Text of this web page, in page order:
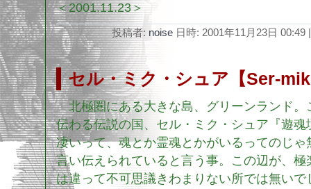
＜2001.11.23＞
投稿者: noise 日時: 2001年11月23日 00:49 |
セル・ミク・シュア【Ser-
北極圏にある大きな島、グリーンランド。
伝わる伝説の国、セル・ミク・シュア『遊
凄いって、魂とか霊魂とかがいるってのじ
言い伝えられていると言う事。この辺が、
は違って不可思議きわまりない所では無い